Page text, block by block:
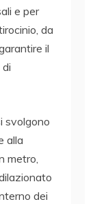
e per
da
il
svolgono
alla
metro,
dei